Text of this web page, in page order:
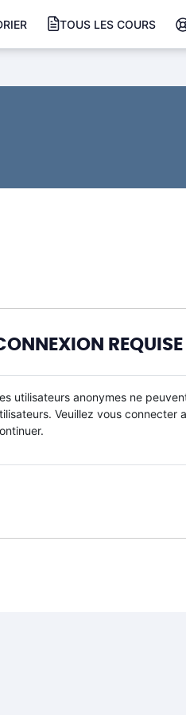
TOUS LES COURS
REQUISE
utilisateurs anonymes ne
Veuillez vous connecter